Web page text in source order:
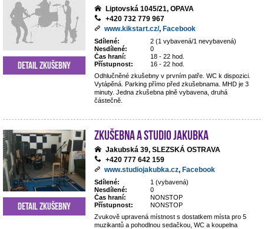
Liptovská 1045/21, OPAVA
+420 732 779 967
www.kikstart.cz/, Facebook
Sdílené:
2 (1 vybavená/1 nevybavená)
Nesdílené:
0
Čas hraní:
18 - 22 hod.
Přístupnost:
16 - 22 hod.
Odhlučněné zkušebny v prvním patře. WC k dispozici.
Vytápěná. Parking přímo před zkušebnama. MHD je 3
minuty. Jedna zkušebna plně vybavena, druhá
částečně.
Detail zkušebny
Zkušebna a studio Jakubka
Jakubská 39, SLEZSKÁ OSTRAVA
+420 777 642 159
www.studiojakubka.cz, Facebook
Sdílené:
1 (vybavená)
Nesdílené:
0
Čas hraní:
NONSTOP
Přístupnost:
NONSTOP
Zvukově upravená místnost s dostatkem místa pro 5
muzikantů a pohodlnou sedačkou, WC a koupelna
Detail zkušebny